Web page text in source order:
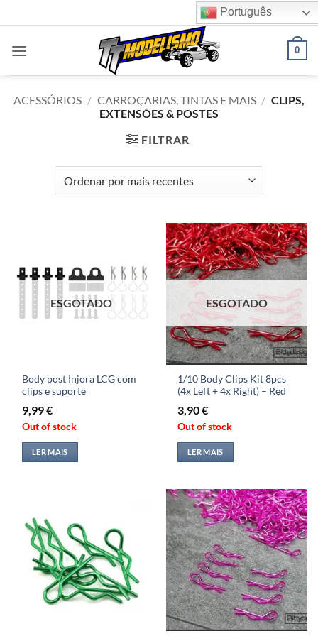
to
content
Português
0
ACESSÓRIOS / CARROÇARIAS, TINTAS E MAIS / CLIPS,
EXTENSÕES & POSTES
FILTRAR
ESGOTADO
Body post Injora LCG com
clips e suporte
9,99€
Out of stock
LER MAIS
ESGOTADO
1/10 Body Clips Kit 8pcs
(4x Left + 4x Right) – Red
3,90€
Out of stock
LER MAIS